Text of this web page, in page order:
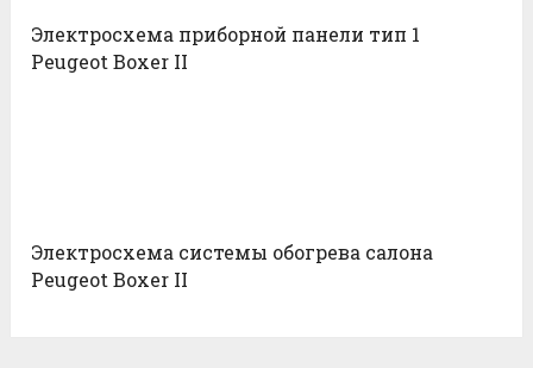
Электросхема приборной панели тип 1
Peugeot Boxer II
Электросхема системы обогрева салона
Peugeot Boxer II